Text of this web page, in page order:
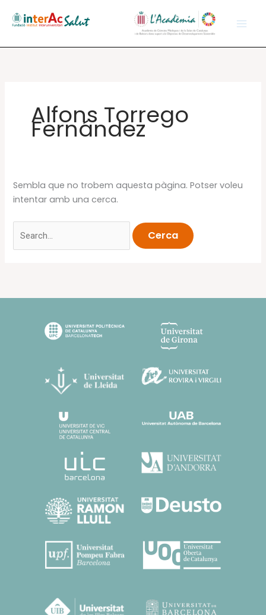
Alfons Torrego
Fernández
Sembla que no trobem aquesta pàgina. Potser voleu
intentar amb una cerca.